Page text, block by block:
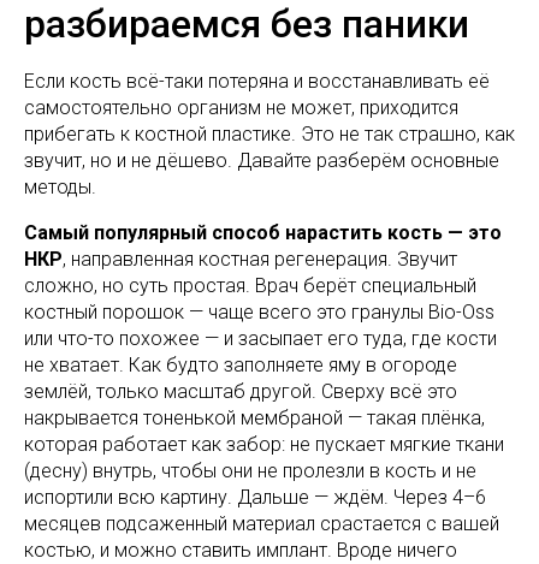
разбираемся без паники
Если кость всё-таки потеряна и восстанавливать её
самостоятельно организм не может, приходится
прибегать к костной пластике. Это не так страшно, как
звучит, но и не дёшево. Давайте разберём основные
методы.
Самый популярный способ нарастить кость — это
НКР, направленная костная регенерация. Звучит
сложно, но суть простая. Врач берёт специальный
костный порошок — чаще всего это гранулы Bio-Oss
или что-то похожее — и засыпает его туда, где кости
не хватает. Как будто заполняете яму в огороде
землёй, только масштаб другой. Сверху всё это
накрывается тоненькой мембраной — такая плёнка,
которая работает как забор: не пускает мягкие ткани
(десну) внутрь, чтобы они не пролезли в кость и не
испортили всю картину. Дальше — ждём. Через 4–6
месяцев подсаженный материал срастается с вашей
костью, и можно ставить имплант. Вроде ничего